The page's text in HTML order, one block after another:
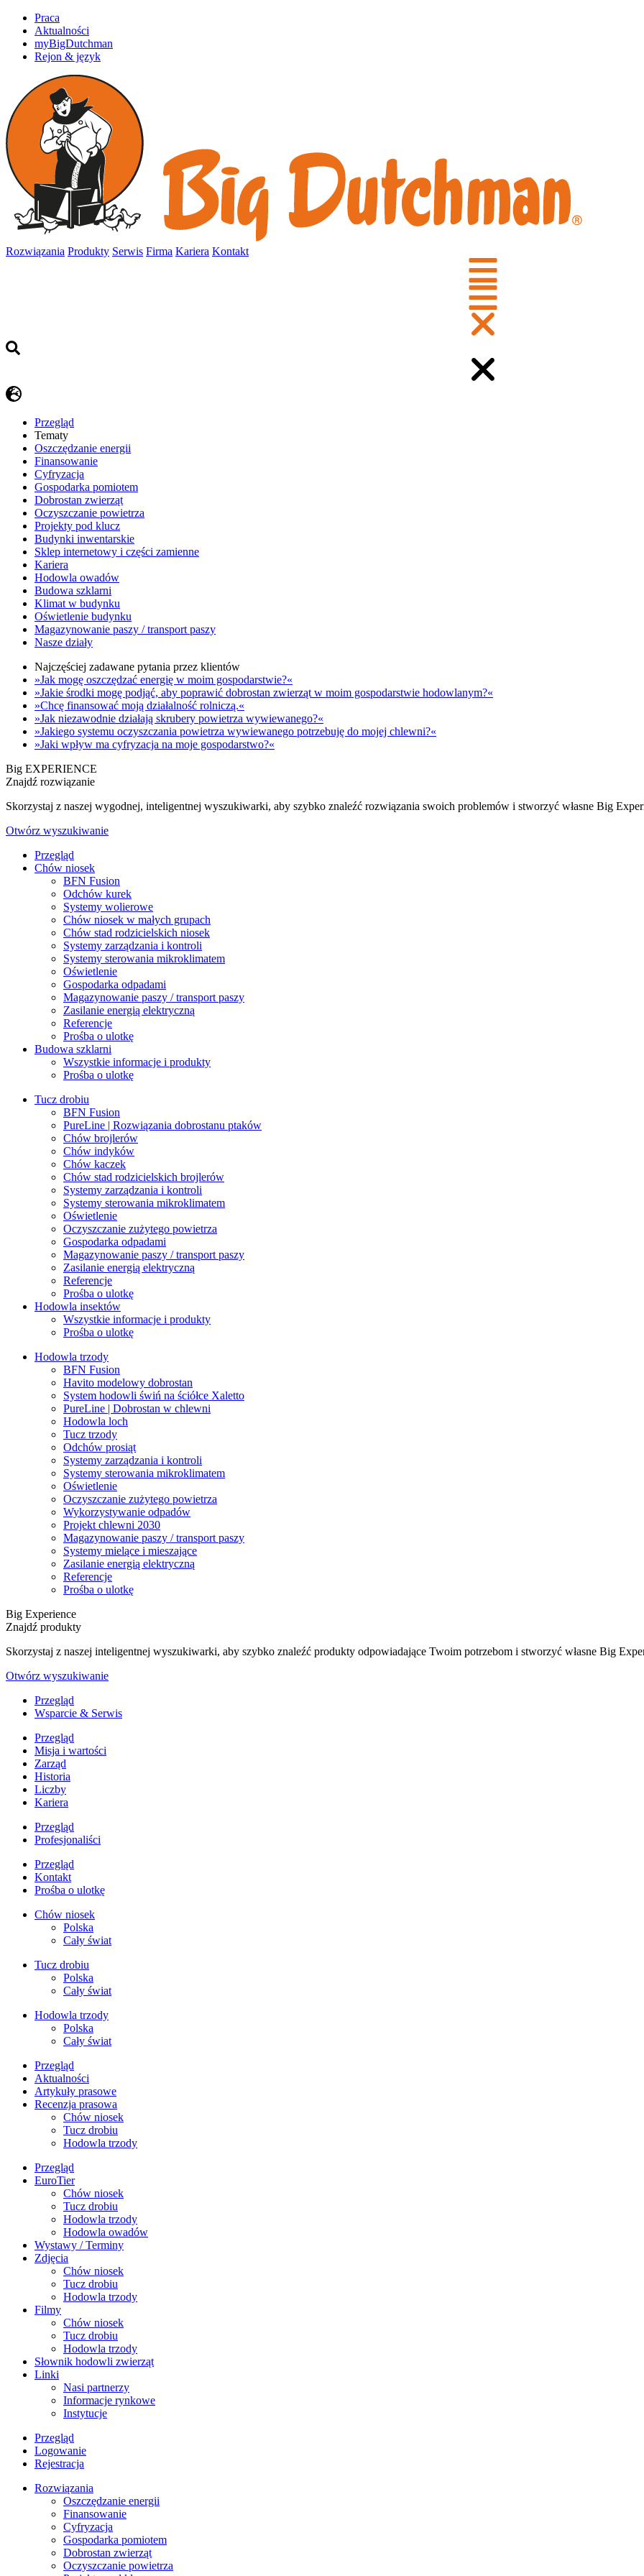
Praca
Aktualności
myBigDutchman
Rejon & język
Rozwiązania Produkty Serwis Firma Kariera Kontakt
Przegląd
Tematy
​Oszczędzanie energii
Finansowanie
Cyfryzacja
Gospodarka pomiotem
Dobrostan zwierząt
Oczyszczanie powietrza
Projekty pod klucz
Budynki inwentarskie
Sklep internetowy i części zamienne
Kariera
Hodowla owadów
Budowa szklarni
Klimat w budynku
Oświetlenie budynku
Magazynowanie paszy / transport paszy
Nasze działy
Najczęściej zadawane pytania przez klientów
»Jak mogę oszczędzać energię w moim gospodarstwie?«
»Jakie środki mogę podjąć, aby poprawić dobrostan zwierząt w moim gospodarstwie hodowlanym?«
»Chcę finansować moją działalność rolniczą.«
»Jak niezawodnie działają skrubery powietrza wywiewanego?«
»Jakiego systemu oczyszczania powietrza wywiewanego potrzebuję do mojej chlewni?«
»Jaki wpływ ma cyfryzacja na moje gospodarstwo?«
Big EXPERIENCE
Znajdź rozwiązanie
Skorzystaj z naszej wygodnej, inteligentnej wyszukiwarki, aby szybko znaleźć rozwiązania swoich problemów i stworzyć własne Big
Otwórz wyszukiwanie
Przegląd
Chów niosek
BFN Fusion
Odchów kurek
Systemy wolierowe
Chów niosek w małych grupach
Chów stad rodzicielskich niosek
Systemy zarządzania i kontroli
Systemy sterowania mikroklimatem
Oświetlenie
Gospodarka odpadami
Magazynowanie paszy / transport paszy
Zasilanie energią elektryczną
Referencje
Prośba o ulotkę
Budowa szklarni
Wszystkie informacje i produkty
Prośba o ulotkę
Tucz drobiu
BFN Fusion
PureLine | Rozwiązania dobrostanu ptaków
Chów brojlerów
Chów indyków
Chów kaczek
Chów stad rodzicielskich brojlerów
Systemy zarządzania i kontroli
Systemy sterowania mikroklimatem
Oświetlenie
Oczyszczanie zużytego powietrza
Gospodarka odpadami
Magazynowanie paszy / transport paszy
Zasilanie energią elektryczną
Referencje
Prośba o ulotkę
Hodowla insektów
Wszystkie informacje i produkty
Prośba o ulotkę
Hodowla trzody
BFN Fusion
Havito modelowy dobrostan
System hodowli świń na ściółce Xaletto
PureLine | Dobrostan w chlewni
Hodowla loch
Tucz trzody
Odchów prosiąt
Systemy zarządzania i kontroli
Systemy sterowania mikroklimatem
Oświetlenie
Oczyszczanie zużytego powietrza
Wykorzystywanie odpadów
Projekt chlewni 2030
Magazynowanie paszy / transport paszy
Systemy mielące i mieszające
Zasilanie energią elektryczną
Referencje
Prośba o ulotkę
Big Experience
Znajdź produkty
Skorzystaj z naszej inteligentnej wyszukiwarki, aby szybko znaleźć produkty odpowiadające Twoim potrzebom i stworzyć własne Big
Otwórz wyszukiwanie
Przegląd
Wsparcie & Serwis
Przegląd
Misja i wartości
Zarząd
Historia
Liczby
Kariera
Przegląd
Profesjonaliści
Przegląd
Kontakt
Prośba o ulotkę
Chów niosek
Polska
Cały świat
Tucz drobiu
Polska
Cały świat
Hodowla trzody
Polska
Cały świat
Przegląd
Aktualności
Artykuły prasowe
Recenzja prasowa
Chów niosek
Tucz drobiu
Hodowla trzody
Przegląd
EuroTier
Chów niosek
Tucz drobiu
Hodowla trzody
Hodowla owadów
Wystawy / Terminy
Zdjęcia
Chów niosek
Tucz drobiu
Hodowla trzody
Filmy
Chów niosek
Tucz drobiu
Hodowla trzody
Słownik hodowli zwierząt
Linki
Nasi partnerzy
Informacje rynkowe
Instytucje
Przegląd
Logowanie
Rejestracja
Rozwiązania
​Oszczędzanie energii
Finansowanie
Cyfryzacja
Gospodarka pomiotem
Dobrostan zwierząt
Oczyszczanie powietrza